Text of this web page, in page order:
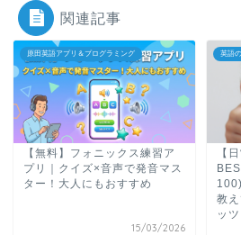
関連記事
原田英語アプリ＆プログラミング
【無料】フォニックス練習ア
プリ｜クイズ×音声で発音マス
ター！大人にもおすすめ
15/03/2026
英語
【
教
ッ